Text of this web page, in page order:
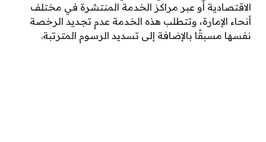
الاقتصادية أو عبر مراكز الخدمة المنتشرة في مختلف
أنحاء الإمارة، وتتطلب هذه الخدمة عدم تجديد الرخصة
نفسها مسبقًا بالإضافة إلى تسديد الرسوم المترتبة.